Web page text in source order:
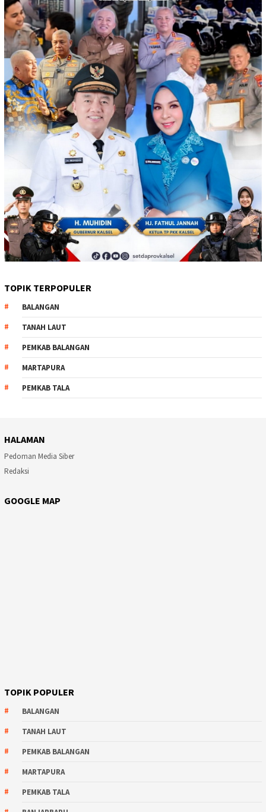
TOPIK TERPOPULER
BALANGAN
TANAH LAUT
PEMKAB BALANGAN
MARTAPURA
PEMKAB TALA
HALAMAN
Pedoman Media Siber
Redaksi
GOOGLE MAP
TOPIK POPULER
BALANGAN
TANAH LAUT
PEMKAB BALANGAN
MARTAPURA
PEMKAB TALA